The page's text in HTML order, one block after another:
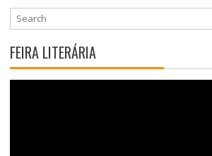
FEIRA LITERÁRIA